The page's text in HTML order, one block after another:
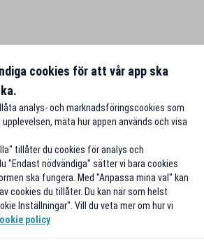
cookies för att vår app ska
analys- och marknadsföringscookies som
mäta hur appen används och visa
tillåter du cookies för analys och
"Endast nödvändiga" sätter vi bara cookies
ska fungera. Med "Anpassa mina val" kan
cookies du tillåter. Du kan när som helst
Inställningar". Vill du veta mer om hur vi
policy